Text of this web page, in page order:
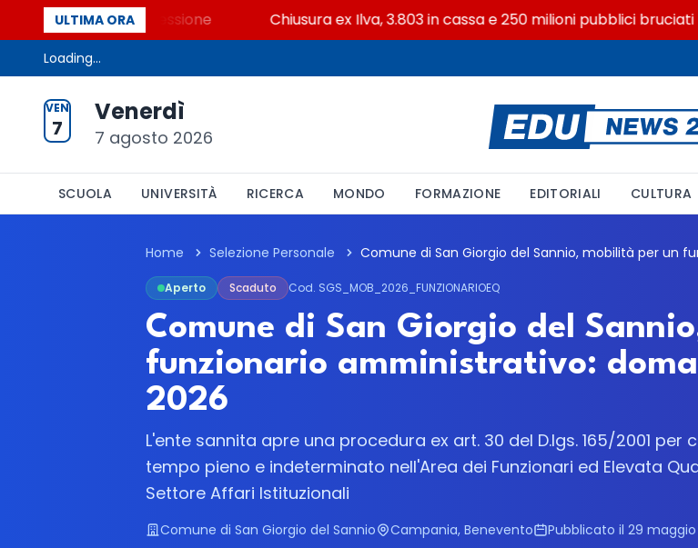
ULTIMA ORA
beni contro la cessione Chiusura ex Ilva, 3.803 in cassa e 250 milioni pubblici bruciati
Loading...
VEN
7
Venerdì
7 agosto 2026
SCUOLA UNIVERSITÀ RICERCA MONDO FORMAZIONE EDITORIALI CULTURA
Home Selezione Personale
Aperto Scaduto Cod. SGS_MOB_2026_FUNZIONARIOEQ
Comune di San Giorgio del
funzionario amministrativo:
2026
L'ente sannita apre una procedura ex art. 30 del D.lgs. 165/2001 per
tempo pieno e indeterminato nell'Area dei Funzionari ed Elevata
Settore Affari Istituzionali
Comune di San Giorgio del Sannio Campania, Benevento Pubblicato il 29